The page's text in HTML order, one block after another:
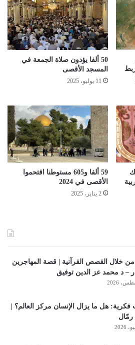
50 ألفا يؤدون صلاة الجمعة في
المسجد الأقصى
11 يوليو، 2025
59 ألفا و605 مستوطنا اقتحموا
الأقصى في 2024
2 يناير، 2025
من خلال القصص القرآنية | قصة المهاجرين
– د محمد عز الدين توفيق
فكرية: هل ما يزال الإنسان مركز العالم؟ |